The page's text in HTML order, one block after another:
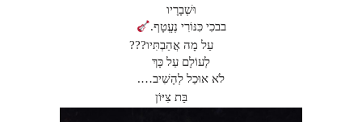
וּשְׁבָרָיו
בבכִי כִּנּוֹרִי נֶעֱטָף.
עַל מָה אֲהַבְתִּיו???
לְעוֹלָם עַל כָּךְ
לֹא אוּכַל לְהָשִׁיב….
בַּת צִיּוֹן